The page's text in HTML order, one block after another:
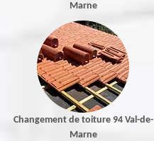
Marne
Changement de toiture 94 Val-de-
Marne